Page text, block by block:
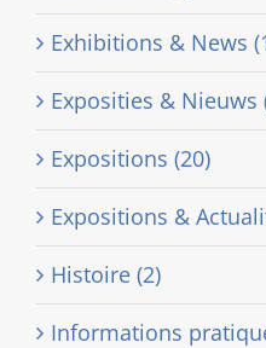
Exhibitions & News
Exposities & Nieuws
Expositions (20)
Expositions &
Histoire (2)
Informations